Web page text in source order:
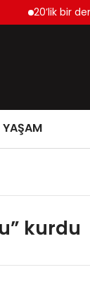
20’lik bir
YAŞAM
kurdu